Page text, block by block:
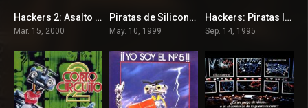
6.2Hackers 2: Asalto final
Mar. 15, 2000
7.2Piratas de Silicon Valley
May. 10, 1999
6.2Hackers: Piratas Informáticos
Sep. 14, 1995